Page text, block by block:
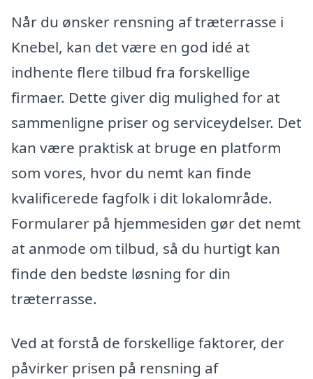
Når du ønsker rensning af træterrasse i
Knebel, kan det være en god idé at
indhente flere tilbud fra forskellige
firmaer. Dette giver dig mulighed for at
sammenligne priser og serviceydelser. Det
kan være praktisk at bruge en platform
som vores, hvor du nemt kan finde
kvalificerede fagfolk i dit lokalområde.
Formularer på hjemmesiden gør det nemt
at anmode om tilbud, så du hurtigt kan
finde den bedste løsning for din
træterrasse.
Ved at forstå de forskellige faktorer, der
påvirker prisen på rensning af